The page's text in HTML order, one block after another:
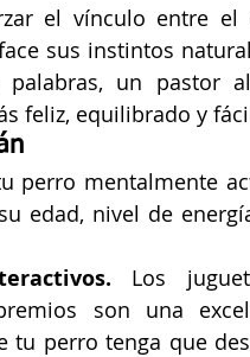
el vínculo entre
sus instintos
un pastor
feliz, equilibrado y
perro mentalmente
edad, nivel de
Los
son una
tu perro tenga que